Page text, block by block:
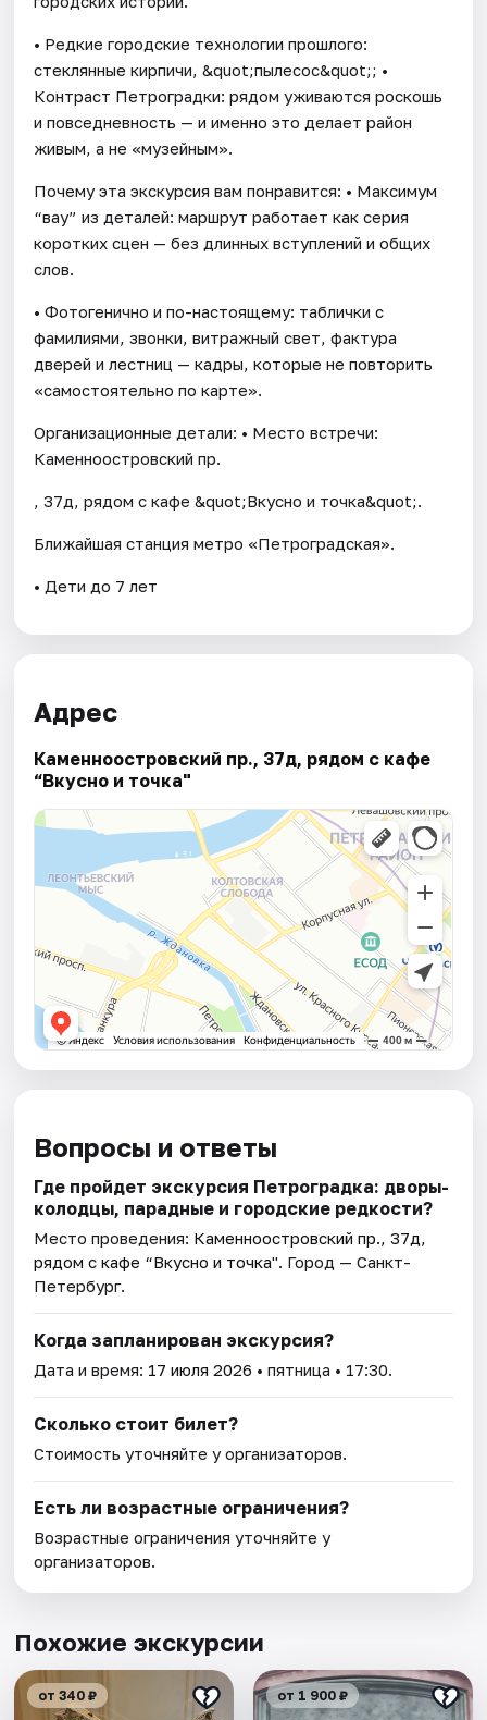
• Редкие городские технологии прошлого:
стеклянные кирпичи, &quot;пылесос&quot;; •
Контраст Петроградки: рядом уживаются роскошь
и повседневность — и именно это делает район
живым, а не «музейным».
Почему эта экскурсия вам понравится: • Максимум
“вау” из деталей: маршрут работает как серия
коротких сцен — без длинных вступлений и общих
слов.
• Фотогенично и по-настоящему: таблички с
фамилиями, звонки, витражный свет, фактура
дверей и лестниц — кадры, которые не повторить
«самостоятельно по карте».
Организационные детали: • Место встречи:
Каменноостровский пр.
, 37д, рядом с кафе &quot;Вкусно и точка&quot;.
Ближайшая станция метро «Петроградская».
• Дети до 7 лет
Адрес
Каменноостровский пр., 37д, рядом с кафе
“Вкусно и точка"
Вопросы и ответы
Где пройдет экскурсия Петроградка: дворы-
колодцы, парадные и городские редкости?
Место проведения: Каменноостровский пр., 37д,
рядом с кафе “Вкусно и точка". Город — Санкт-
Петербург.
Когда запланирован экскурсия?
Дата и время: 17 июля 2026 • пятница • 17:30.
Сколько стоит билет?
Стоимость уточняйте у организаторов.
Есть ли возрастные ограничения?
Возрастные ограничения уточняйте у
организаторов.
Похожие экскурсии
от 340 ₽ от 1 900 ₽